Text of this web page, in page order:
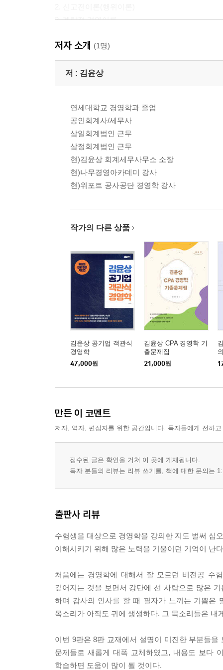
3. 계량적 경영이론
5. 최신경영이론
제3절 기업
3. 기업의 사회적 책임
4. 기업의 해외진출
제2장 경영전략
제1절 기업의 비전과 목표설정
제2절 환경분석(SWOT 분석)
3. SWOT 매트릭스
제3절 전략 수립
1. 기업전략(corporate strategy)
2. 사업부 전략
제2편 조직행위론
조직행위론의 기초개념과 접근법
제1절 조직행위론의 접근법
2. 사회적 지각이론(타인평가이론)
3. 지각과정에서의 오류
1. 학습이론
제3절 가치관과 태도
2. 태도의 구성요소
3. 태도 형성과 변화이론
4. 태도와 성과 간의 관계
5. 태도 변화과정
제4절 성격과 감정
1. 성격의 정의
2. 성격 결정요인
저자 소개 (1명)
저 : 김윤상
연세대학교 경영학과 졸업
공인회계사/세무사
삼일회계법인 근무
삼정회계법인 근무
현)김윤상 회계세무사무소 소장
현)나무경영아카데미 강사
현)위포트 공사공단 경영학 강사
작가의 다른 상품
김윤상 공기업 객관식
경영학
47,000원
김윤상 CPA 경영학 기
출문제집
21,000원
만든 이 코멘트
저자, 역자, 편집자를 위한 공간입니다. 독자들에게 전하
접수된 글은 확인을 거쳐 이 곳에 게재됩니다.
독자 분들의 리뷰는 리뷰 쓰기를, 책에 대한 문의는
출판사 리뷰
수험생을 대상으로 경영학을 강의한 지도 벌써 십
이해시키기 위해 많은 노력을 기울이던 기억이 난
처음에는 경영학에 대해서 잘 모르던 비전공 수
깊어지는 것을 보면서 강단에 선 사람으로 많은
하며 감사의 인사를 할 때 필자가 느끼는 기쁨은
목소리가 아직도 귀에 생생하다. 그 목소리들은
이번 9판은 8판 교재에서 설명이 미진한 부분들
문제들로 새롭게 대폭 교체하였고, 내용도 보다
학습하면 도움이 많이 될 것이다.